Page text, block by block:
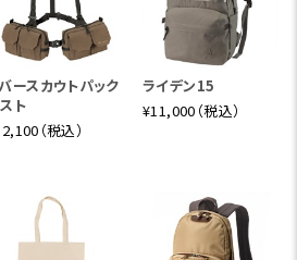
ースカウトパック
ト
（税込）
ライデン15
¥11,000（税込）